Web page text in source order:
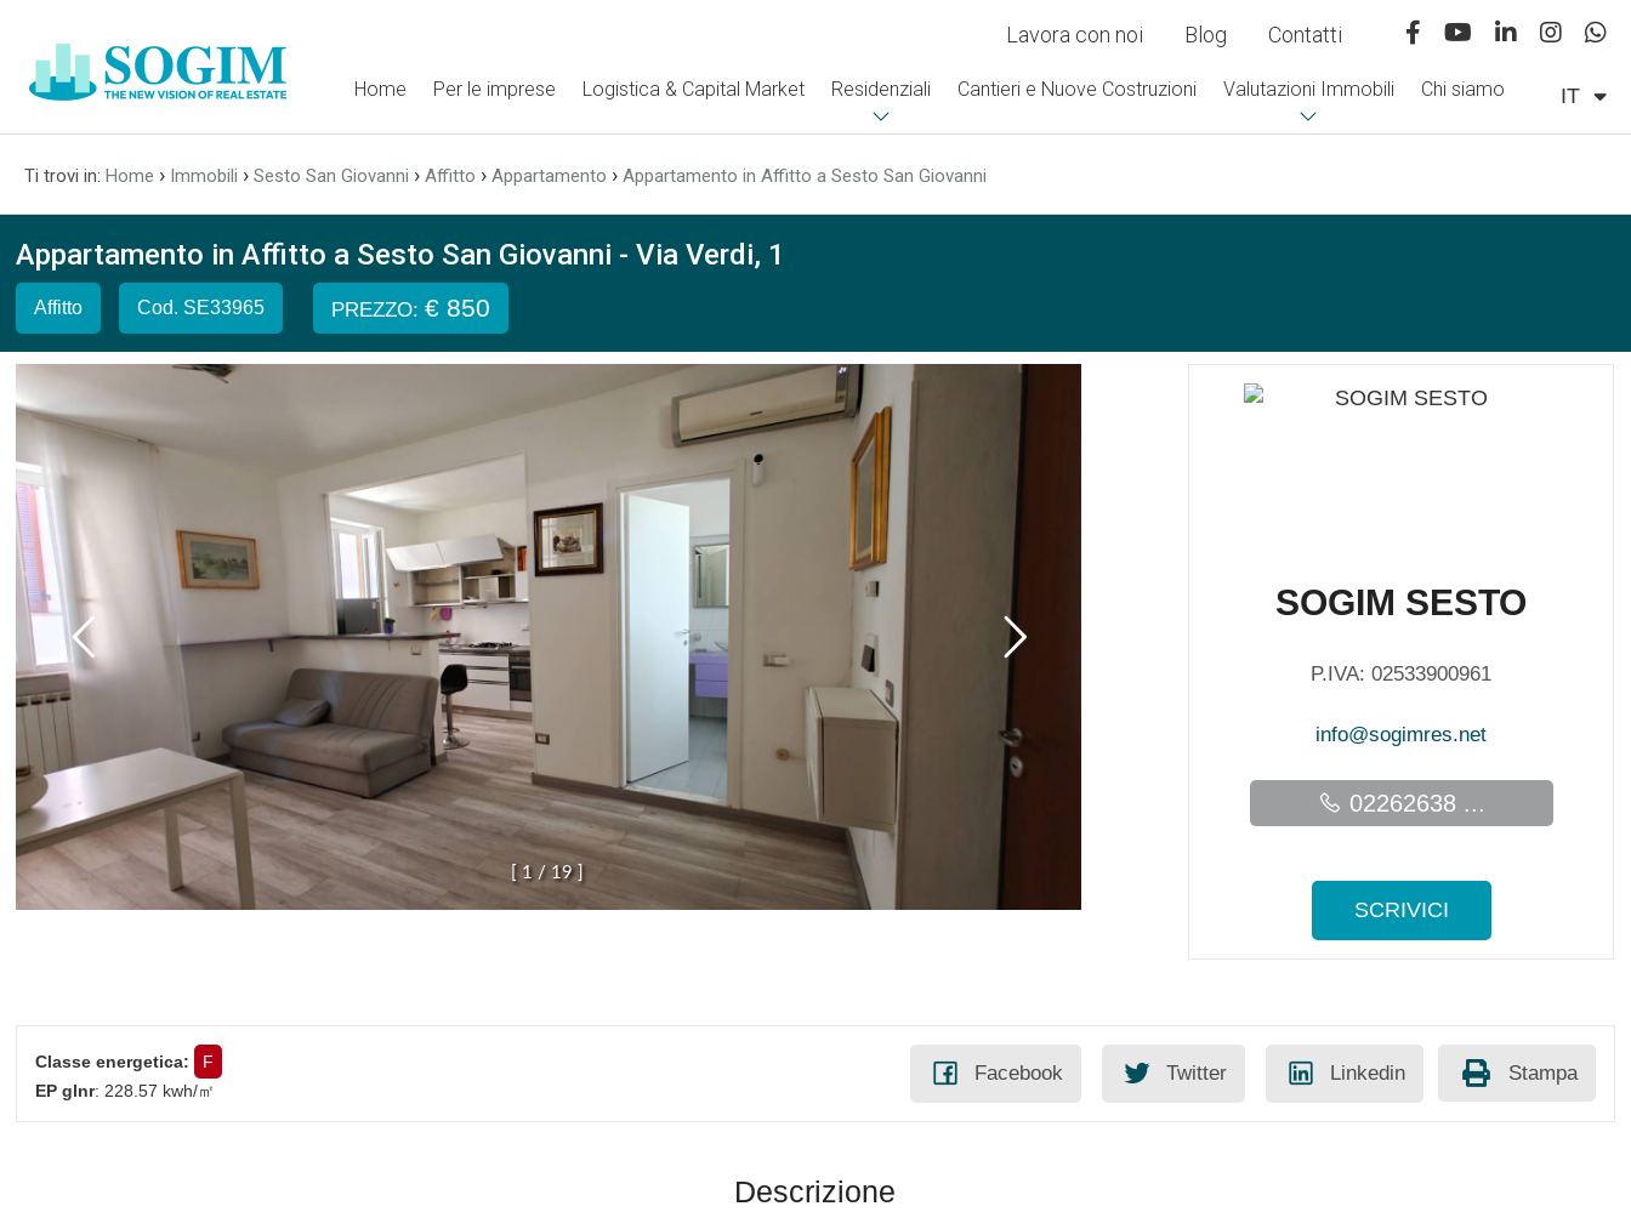
Lavora con noi Blog Contatti
IT
Home Per le imprese Logistica & Capital Market Residenziali Cantieri e Nuove Costruzioni Valutazioni Immobili Chi siamo
Ti trovi in: Home › Immobili › Sesto San Giovanni › Affitto › Appartamento › Appartamento in Affitto a Sesto San Giovanni
Appartamento in Affitto a Sesto San Giovanni - Via Verdi, 1
Affitto Cod. SE33965 PREZZO:€ 850
1 / 19
SOGIM SESTO
P.IVA: 02533900961
info@sogimres.net
02262638 ...
SCRIVICI
Classe energetica:
F
EP glnr: 228.57 kwh/㎡
Stampa
Facebook Twitter Linkedin
Descrizione